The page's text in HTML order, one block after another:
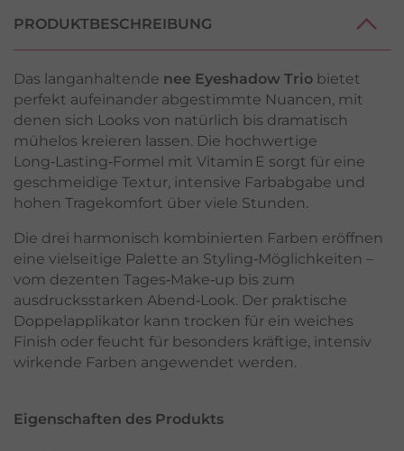
PRODUKTBESCHREIBUNG
Das langanhaltende nee Eyeshadow Trio bietet
perfekt aufeinander abgestimmte Nuancen, mit
denen sich Looks von natürlich bis dramatisch
mühelos kreieren lassen. Die hochwertige
Long‑Lasting‑Formel mit Vitamin E sorgt für eine
geschmeidige Textur, intensive Farbabgabe und
hohen Tragekomfort über viele Stunden.
Die drei harmonisch kombinierten Farben eröffnen
eine vielseitige Palette an Styling‑Möglichkeiten –
vom dezenten Tages‑Make‑up bis zum
ausdrucksstarken Abend‑Look. Der praktische
Doppelapplikator kann trocken für ein weiches
Finish oder feucht für besonders kräftige, intensiv
wirkende Farben angewendet werden.
Eigenschaften des Produkts